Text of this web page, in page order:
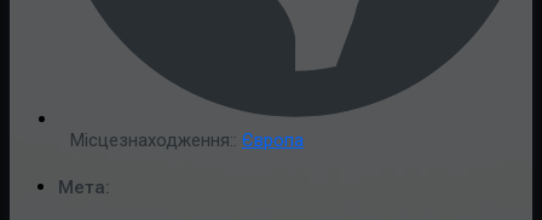
Місцезнаходження:: Європа
Мета: